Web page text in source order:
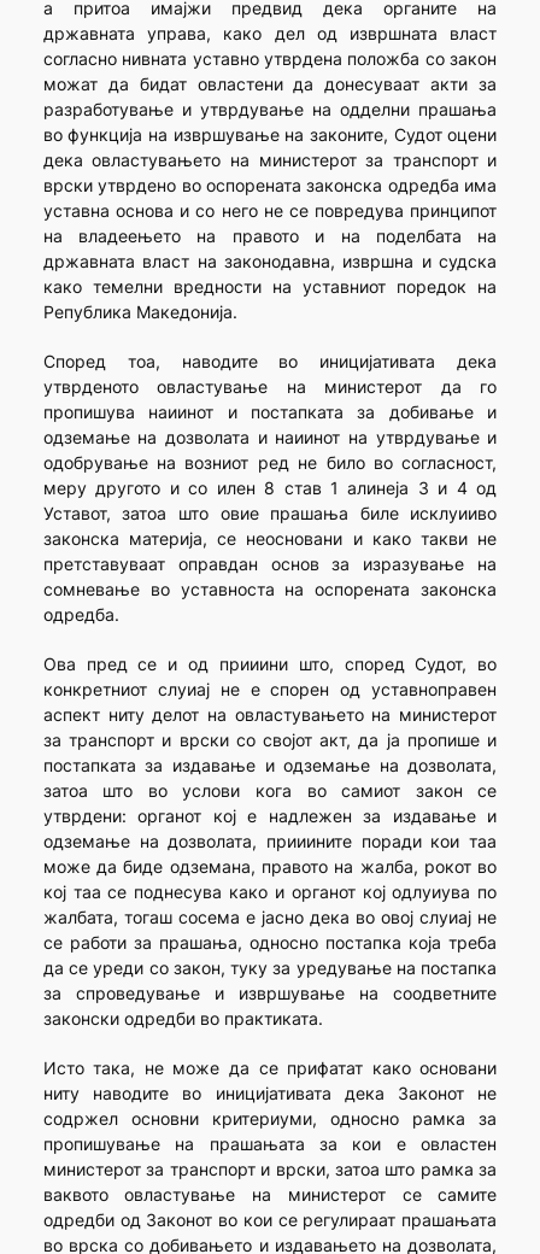
а притоа имајжи предвид дека органите на
државната управа, како дел од извршната власт
согласно нивната уставно утврдена положба со закон
можат да бидат овластени да донесуваат акти за
разработување и утврдување на одделни прашања
во функција на извршување на законите, Судот оцени
дека овластувањето на министерот за транспорт и
врски утврдено во оспорената законска одредба има
уставна основа и со него не се повредува принципот
на владеењето на правото и на поделбата на
државната власт на законодавна, извршна и судска
како темелни вредности на уставниот поредок на
Република Македонија.
Според тоа, наводите во иницијативата дека
утврденото овластување на министерот да го
пропишува наиинот и постапката за добивање и
одземање на дозволата и наиинот на утврдување и
одобрување на возниот ред не било во согласност,
меру другото и со илен 8 став 1 алинеја 3 и 4 од
Уставот, затоа што овие прашања биле исклуииво
законска материја, се неосновани и како такви не
претставуваат оправдан основ за изразување на
сомневање во уставноста на оспорената законска
одредба.
Ова пред се и од прииини што, според Судот, во
конкретниот слуиај не е спорен од уставноправен
аспект ниту делот на овластувањето на министерот
за транспорт и врски со својот акт, да ја пропише и
постапката за издавање и одземање на дозволата,
затоа што во услови кога во самиот закон се
утврдени: органот кој е надлежен за издавање и
одземање на дозволата, прииините поради кои таа
може да биде одземана, правото на жалба, рокот во
кој таа се поднесува како и органот кој одлуиува по
жалбата, тогаш сосема е јасно дека во овој слуиај не
се работи за прашања, односно постапка која треба
да се уреди со закон, туку за уредување на постапка
за спроведување и извршување на соодветните
законски одредби во практиката.
Исто така, не може да се прифатат како основани
ниту наводите во иницијативата дека Законот не
содржел основни критериуми, односно рамка за
пропишување на прашањата за кои е овластен
министерот за транспорт и врски, затоа што рамка за
ваквото овластување на министерот се самите
одредби од Законот во кои се регулираат прашањата
во врска со добивањето и издавањето на дозволата,